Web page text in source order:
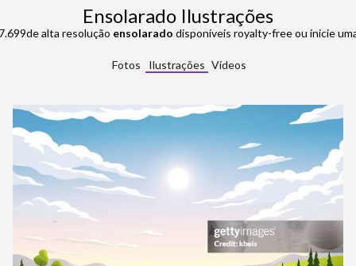
Ensolarado Ilustrações
alta resolução ensolarado disponíveis royalty-free ou inicie uma nova
Fotos Ilustrações Vídeos